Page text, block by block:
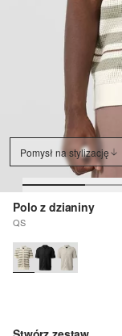
Pomysł na stylizację
Polo z dzianiny
QS